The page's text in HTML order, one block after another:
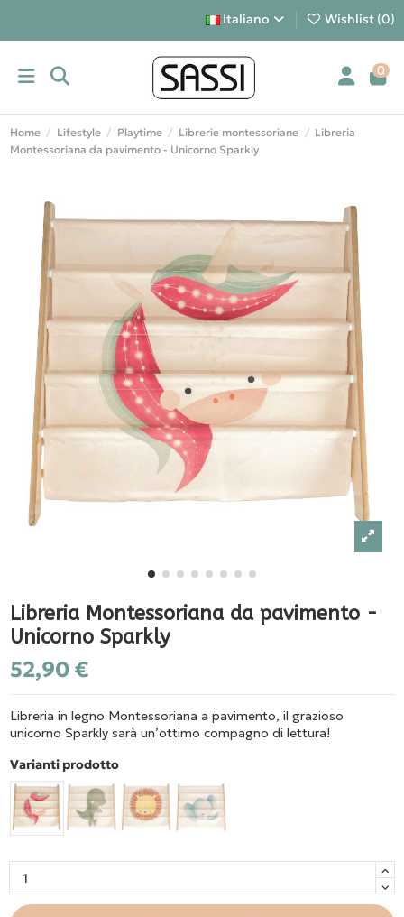
Italiano Wishlist (0)
0
Home Lifestyle Playtime Librerie montessoriane
Libreria
Montessoriana da pavimento - Unicorno Sparkly
Libreria Montessoriana da pavimento -
Unicorno Sparkly
52,90 €
Libreria in legno Montessoriana a pavimento, il grazioso
unicorno Sparkly sarà un’ottimo compagno di lettura!
Varianti prodotto